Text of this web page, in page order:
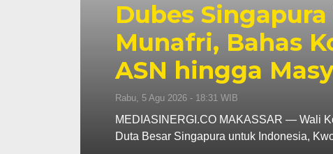
Wali Kota
Pangan Tinjau
Nelayan Merah
Rabu, 5 Agu 2026 - 07:32 WIB
MEDIASINERGI.CO MAKASSAR — Wali
Koordinator Bidang Pangan, Zulkifli Hasan,